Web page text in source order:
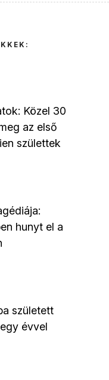
Közel 30
az első
születtek
hunyt el a
született
évvel